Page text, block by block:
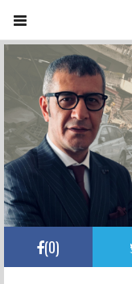
(0)